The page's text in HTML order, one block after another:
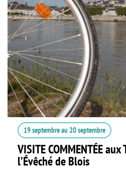
19 septembreau 20 septembre
VISITE COMMENTÉE aux
l’Évêché de Blois